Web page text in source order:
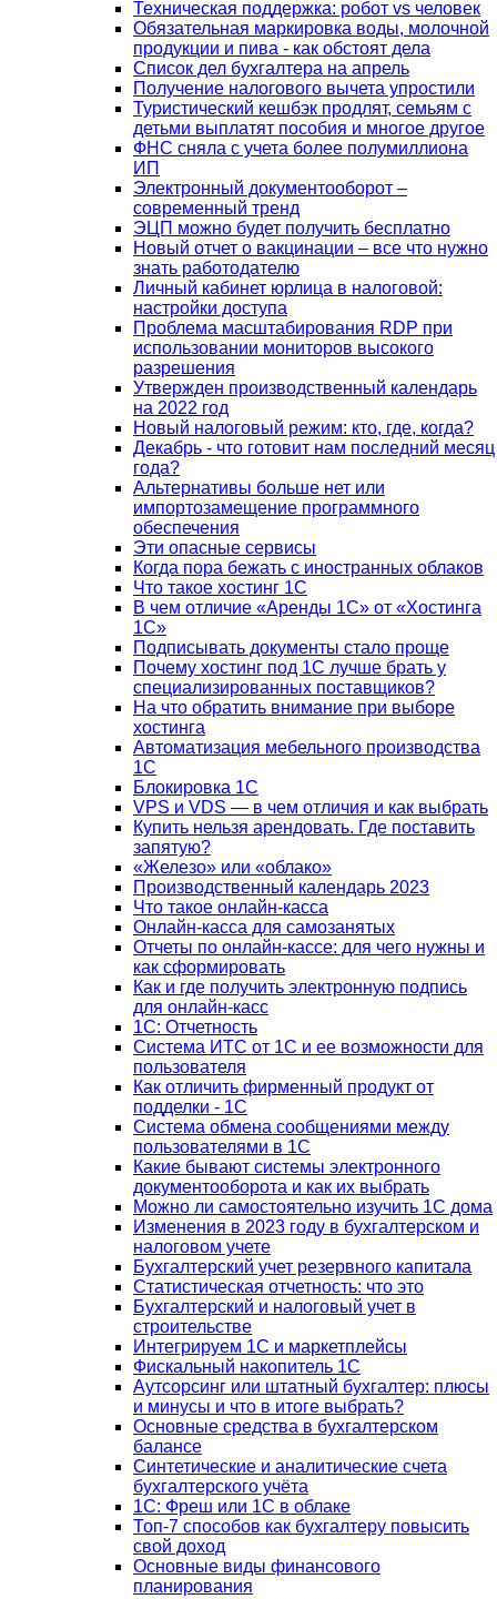
Техническая поддержка: робот vs человек
Обязательная маркировка воды, молочной
продукции и пива - как обстоят дела
Список дел бухгалтера на апрель
Получение налогового вычета упростили
Туристический кешбэк продлят, семьям с
детьми выплатят пособия и многое другое
ФНС сняла с учета более полумиллиона
ИП
Электронный документооборот –
современный тренд
ЭЦП можно будет получить бесплатно
Новый отчет о вакцинации – все что нужно
знать работодателю
Личный кабинет юрлица в налоговой:
настройки доступа
Проблема масштабирования RDP при
использовании мониторов высокого
разрешения
Утвержден производственный календарь
на 2022 год
Новый налоговый режим: кто, где, когда?
Декабрь - что готовит нам последний месяц
года?
Альтернативы больше нет или
импортозамещение программного
обеспечения
Эти опасные сервисы
Когда пора бежать с иностранных облаков
Что такое хостинг 1С
В чем отличие «Аренды 1С» от «Хостинга
1С»
Подписывать документы стало проще
Почему хостинг под 1С лучше брать у
специализированных поставщиков?
На что обратить внимание при выборе
хостинга
Автоматизация мебельного производства
1С
Блокировка 1С
VPS и VDS — в чем отличия и как выбрать
Купить нельзя арендовать. Где поставить
запятую?
«Железо» или «облако»
Производственный календарь 2023
Что такое онлайн-касса
Онлайн-касса для самозанятых
Отчеты по онлайн-кассе: для чего нужны и
как сформировать
Как и где получить электронную подпись
для онлайн-касс
1С: Отчетность
Система ИТС от 1С и ее возможности для
пользователя
Как отличить фирменный продукт от
подделки - 1С
Система обмена сообщениями между
пользователями в 1С
Какие бывают системы электронного
документооборота и как их выбрать
Можно ли самостоятельно изучить 1С дома
Изменения в 2023 году в бухгалтерском и
налоговом учете
Бухгалтерский учет резервного капитала
Статистическая отчетность: что это
Бухгалтерский и налоговый учет в
строительстве
Интегрируем 1С и маркетплейсы
Фискальный накопитель 1С
Аутсорсинг или штатный бухгалтер: плюсы
и минусы и что в итоге выбрать?
Основные средства в бухгалтерском
балансе
Синтетические и аналитические счета
бухгалтерского учёта
1C: Фреш или 1С в облаке
Топ-7 способов как бухгалтеру повысить
свой доход
Основные виды финансового
планирования